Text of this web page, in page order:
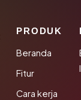
PRODUK
Beranda
Fitur
Cara kerja